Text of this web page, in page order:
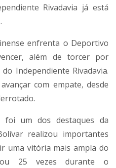
Rivadavia já está
enfrenta o Deportivo
além de torcer por
Independiente Rivadavia.
com empate, desde
foi um dos destaques da
realizou importantes
uma vitória mais ampla do
25 vezes durante o